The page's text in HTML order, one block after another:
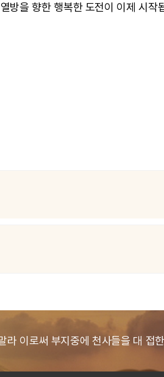
열방을 향한 행복한 도전이 이제 시작
라 이로써 부지중에천사들을 대 접